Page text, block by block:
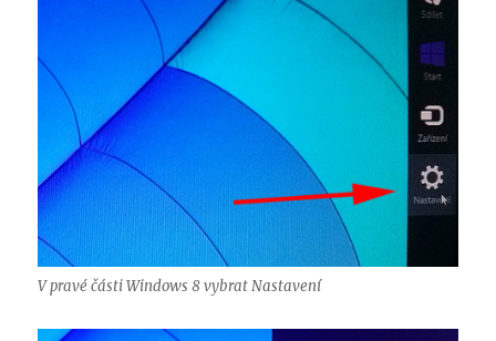
V pravé části Windows 8 vybrat Nastavení